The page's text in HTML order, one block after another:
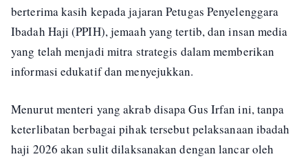
berterima kasih kepada jajaran Petugas Penyelenggara
Ibadah Haji (PPIH), jemaah yang tertib, dan insan media
yang telah menjadi mitra strategis dalam memberikan
informasi edukatif dan menyejukkan.
Menurut menteri yang akrab disapa Gus Irfan ini, tanpa
keterlibatan berbagai pihak tersebut pelaksanaan ibadah
haji 2026 akan sulit dilaksanakan dengan lancar oleh